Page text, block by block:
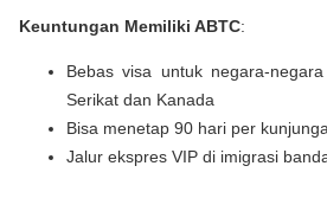
Keuntungan Memiliki ABTC:
Bebas visa untuk negara-
Serikat dan Kanada
Bisa menetap 90 hari per
Jalur ekspres VIP di imigrasi